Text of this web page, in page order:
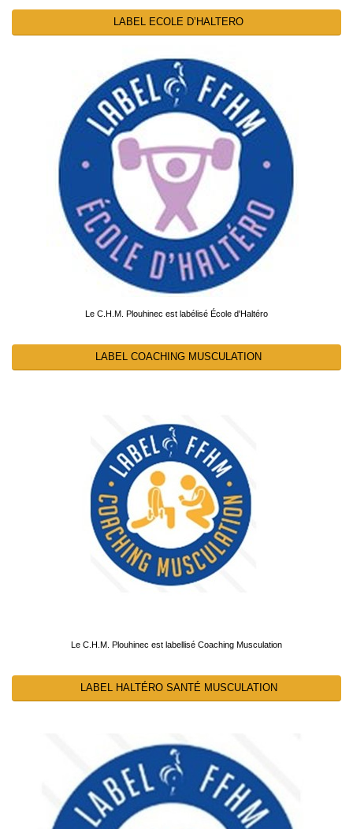
LABEL ECOLE D’HALTERO
Le C.H.M. Plouhinec est labélisé École d'Haltéro
LABEL COACHING MUSCULATION
Le C.H.M. Plouhinec est labellisé Coaching Musculation
LABEL HALTÉRO SANTÉ MUSCULATION